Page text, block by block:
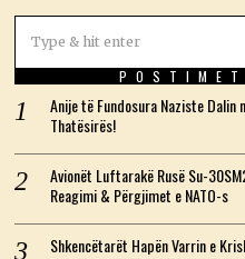
Anije të Fundosura Naziste
Thatësirës!
Avionët Luftarakë Rusë Su-
Reagimi & Përgjimet e NATO-s
Shkencëtarët Hapën Varrin e